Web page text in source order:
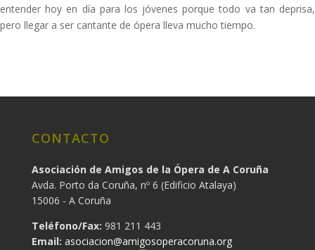
entender hoy en día para los jóvenes porque todo va tan deprisa,
pero llegar a ser cantante de ópera lleva mucho tiempo.
CONTACTO
Asociación de Amigos de la Ópera de A Coruña
Avda. Porto da Coruña, nº 6 (Edificio Atalaya)
15006 - A Coruña
Teléfono/Fax: 981 211 443
Email: asociacion@amigosoperacoruna.org